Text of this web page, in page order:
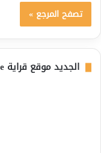
تصفح المرجع »
الجديد موقع قراية Collège